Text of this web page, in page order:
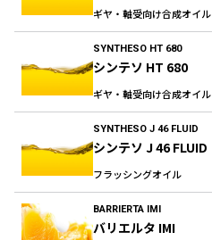
ギヤ・軸受向け合成オイル
SYNTHESO HT 680
シンテソ HT 680
ギヤ・軸受向け合成オイル
SYNTHESO J 46 FLUID
シンテソ J 46 FLUID
フラッシングオイル
BARRIERTA IMI
バリエルタ IMI